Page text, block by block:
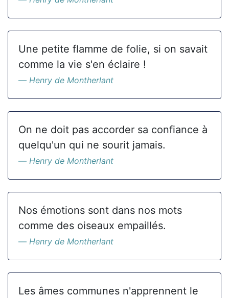
Une petite flamme de folie, si on savait
comme la vie s'en éclaire !
Henry de Montherlant
On ne doit pas accorder sa confiance à
quelqu'un qui ne sourit jamais.
Henry de Montherlant
Nos émotions sont dans nos mots
comme des oiseaux empaillés.
Henry de Montherlant
Les âmes communes n'apprennent le